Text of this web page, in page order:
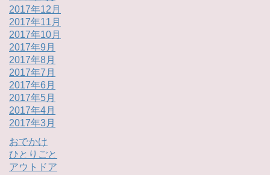
2017年12月
2017年11月
2017年10月
2017年9月
2017年8月
2017年7月
2017年6月
2017年5月
2017年4月
2017年3月
おでかけ
ひとりごと
アウトドア